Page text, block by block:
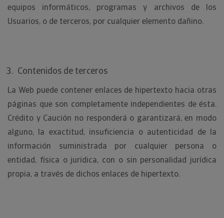
equipos informáticos, programas y archivos de los
Usuarios, o de terceros, por cualquier elemento dañino.
Contenidos de terceros
La Web puede contener enlaces de hipertexto hacia otras
páginas que son completamente independientes de ésta.
Crédito y Caución no responderá o garantizará, en modo
alguno, la exactitud, insuficiencia o autenticidad de la
información suministrada por cualquier persona o
entidad, física o jurídica, con o sin personalidad jurídica
propia, a través de dichos enlaces de hipertexto.